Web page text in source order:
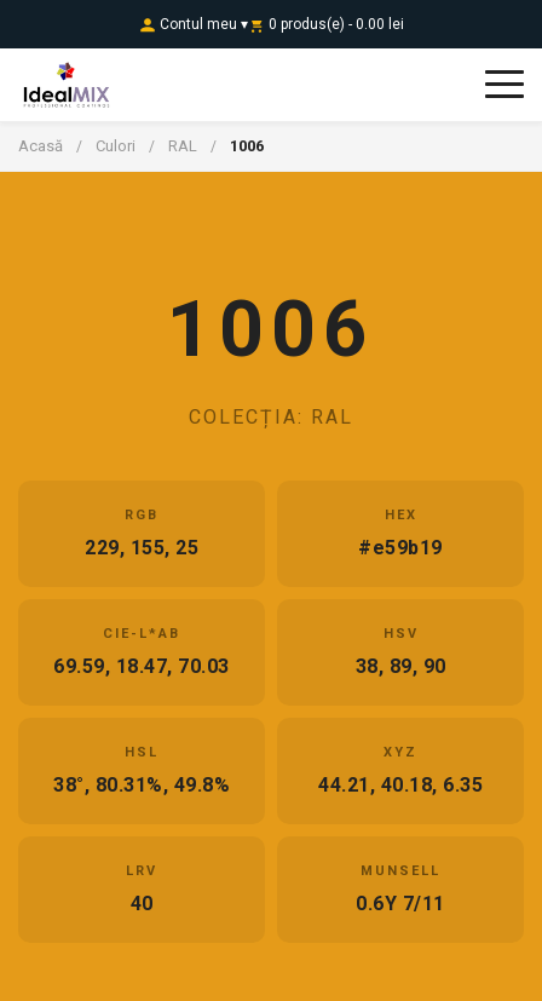
Contul meu ▾ 0 produs(e) - 0.00 lei
Acasă / Culori / RAL / 1006
1006
COLECȚIA: RAL
RGB
229, 155, 25
HEX
#e59b19
CIE-L*AB
69.59, 18.47, 70.03
HSV
38, 89, 90
HSL
38°, 80.31%, 49.8%
XYZ
44.21, 40.18, 6.35
LRV
40
MUNSELL
0.6Y 7/11